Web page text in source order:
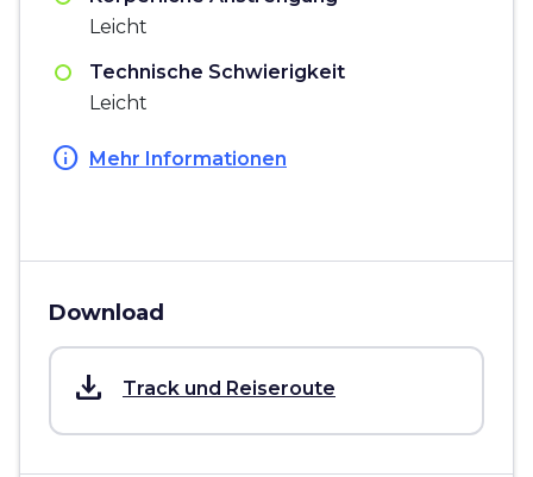
Leicht
Technische Schwierigkeit
Leicht
info Mehr Informationen
Download
save_alt Track und Reiseroute